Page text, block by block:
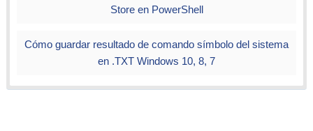
Store en PowerShell
Cómo guardar resultado de comando símbolo del sistema
en .TXT Windows 10, 8, 7